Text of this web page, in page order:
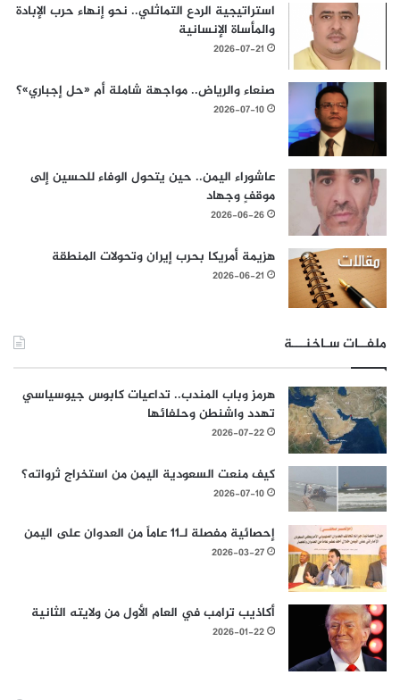
استراتيجية الردع التماثلي.. نحو إنهاء حرب الإبادة
والمأساة الإنسانية
2026-07-21
صنعاء والرياض.. مواجهة شاملة أم «حل إجباري»؟
2026-07-10
عاشوراء اليمن.. حين يتحول الوفاء للحسين إلى
موقفٍ وجهاد
2026-06-26
هزيمة أمريكا بحرب إيران وتحولات المنطقة
2026-06-21
ملفــات سـاخنـــة
هرمز وباب المندب.. تداعيات كابوس جيوسياسي
تهدد واشنطن وحلفائها
2026-07-22
كيف منعت السعودية اليمن من استخراج ثرواته؟
2026-07-10
إحصائية مفصلة لـ11 عاماً من العدوان على اليمن
2026-03-27
أكاذيب ترامب في العام الأول من ولايته الثانية
2026-01-22